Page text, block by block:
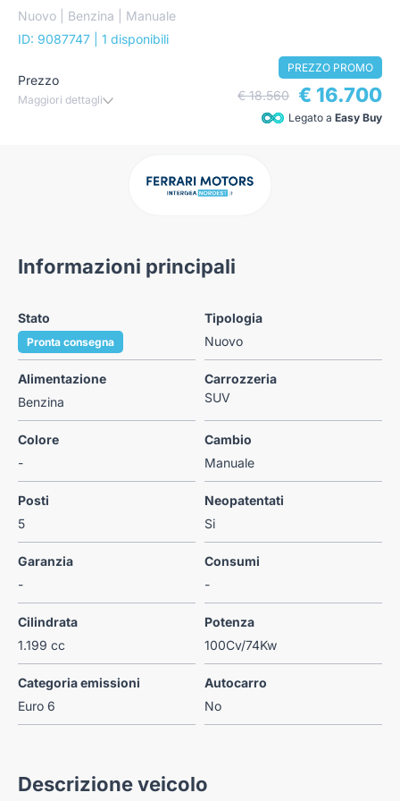
Nuovo | Benzina | Manuale
ID: 9087747
| 1 disponibili
Prezzo
Maggiori dettagli
PREZZO PROMO
€ 18.560 € 16.700
Legato a Easy Buy
Informazioni principali
Stato
Pronta consegna
Tipologia
Nuovo
Alimentazione
Benzina
Carrozzeria
SUV
Colore
-
Cambio
Manuale
Posti
5
Neopatentati
Si
Garanzia
-
Consumi
-
Cilindrata
1.199 cc
Potenza
100Cv/74Kw
Categoria emissioni
Euro 6
Autocarro
No
Descrizione veicolo